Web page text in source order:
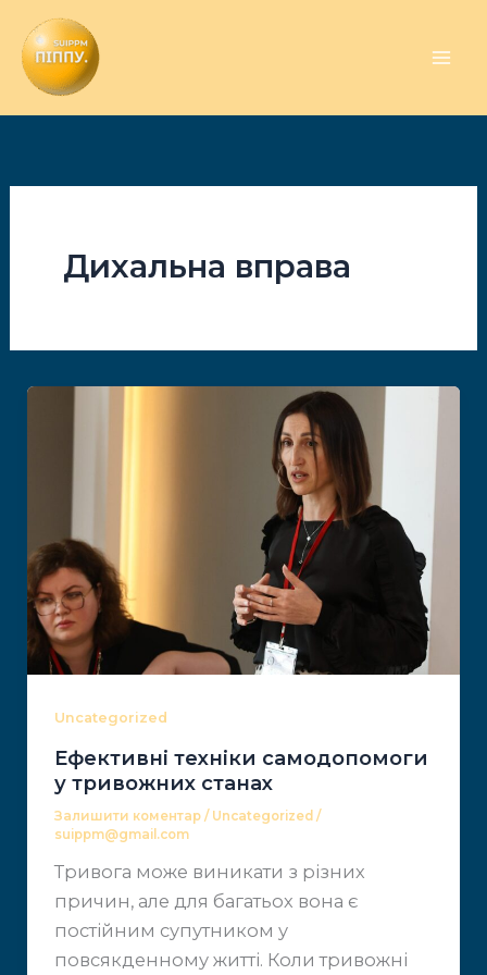
Перейти
до
вмісту
Дихальна вправа
Uncategorized
Ефективні техніки самодопомоги
у тривожних станах
Залишити коментар / Uncategorized /
suippm@gmail.com
Тривога може виникати з різних
причин, але ​для багатьох вона є
постійним супутником у ​
повсякденному житті. Коли тривожні